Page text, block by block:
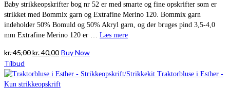
Baby strikkeopskrifter bog nr 52 er med smarte og fine opskrifter som er
strikket med Bommix garn og Extrafine Merino 120. Bommix garn
indeholder 50% Bomuld og 50% Akryl garn, og der bruges pind 3,5-4,0
mm Extrafine Merino 120 er … Læs mere
kr.45,00Den
pris
var:
kr.40,00Den
pris
er:
Buy Now
Tilbud